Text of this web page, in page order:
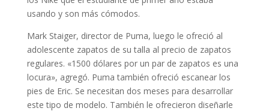
usando y son más cómodos.
Mark Staiger, director de Puma, luego le ofreció al
adolescente zapatos de su talla al precio de zapatos
regulares. «1500 dólares por un par de zapatos es una
locura», agregó. Puma también ofreció escanear los
pies de Eric. Se necesitan dos meses para desarrollar
este tipo de modelo. También le ofrecieron diseñarle